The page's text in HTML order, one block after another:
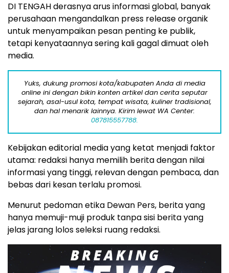
DI TENGAH derasnya arus informasi global, banyak
perusahaan mengandalkan press release organik
untuk menyampaikan pesan penting ke publik,
tetapi kenyataannya sering kali gagal dimuat oleh
media.
Yuks, dukung promosi kota/kabupaten Anda di media
online ini dengan bikin konten artikel dan cerita seputar
sejarah, asal-usul kota, tempat wisata, kuliner tradisional,
dan hal menarik lainnya. Kirim lewat WA Center:
087815557788.
Kebijakan editorial media yang ketat menjadi faktor
utama: redaksi hanya memilih berita dengan nilai
informasi yang tinggi, relevan dengan pembaca, dan
bebas dari kesan terlalu promosi.
Menurut pedoman etika Dewan Pers, berita yang
hanya memuji-muji produk tanpa sisi berita yang
jelas jarang lolos seleksi ruang redaksi.